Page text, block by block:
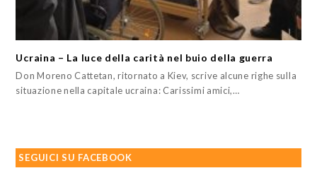
Ucraina – La luce della carità nel buio della guerra
Don Moreno Cattetan, ritornato a Kiev, scrive alcune righe sulla
situazione nella capitale ucraina: Carissimi amici,…
SEGUICI SU FACEBOOK